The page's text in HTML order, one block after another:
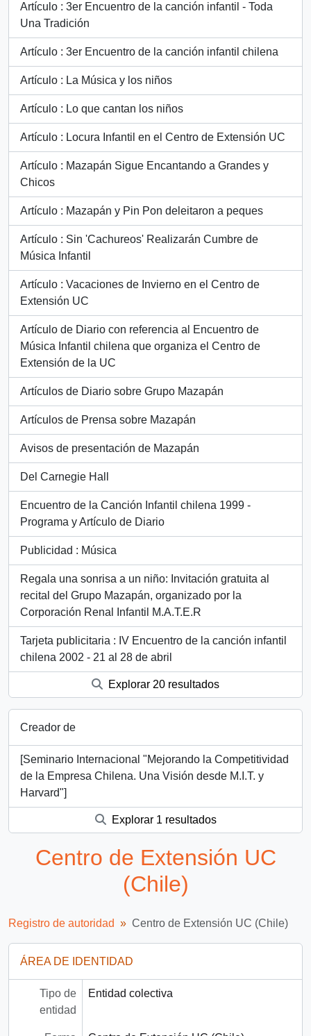
Artículo : 3er Encuentro de la canción infantil - Toda
Una Tradición
Artículo : 3er Encuentro de la canción infantil chilena
Artículo : La Música y los niños
Artículo : Lo que cantan los niños
Artículo : Locura Infantil en el Centro de Extensión UC
Artículo : Mazapán Sigue Encantando a Grandes y
Chicos
Artículo : Mazapán y Pin Pon deleitaron a peques
Artículo : Sin 'Cachureos' Realizarán Cumbre de
Música Infantil
Artículo : Vacaciones de Invierno en el Centro de
Extensión UC
Artículo de Diario con referencia al Encuentro de
Música Infantil chilena que organiza el Centro de
Extensión de la UC
Artículos de Diario sobre Grupo Mazapán
Artículos de Prensa sobre Mazapán
Avisos de presentación de Mazapán
Del Carnegie Hall
Encuentro de la Canción Infantil chilena 1999 -
Programa y Artículo de Diario
Publicidad : Música
Regala una sonrisa a un niño: Invitación gratuita al
recital del Grupo Mazapán, organizado por la
Corporación Renal Infantil M.A.T.E.R
Tarjeta publicitaria : IV Encuentro de la canción infantil
chilena 2002 - 21 al 28 de abril
Explorar 20 resultados
Creador de
[Seminario Internacional "Mejorando la Competitividad
de la Empresa Chilena. Una Visión desde M.I.T. y
Harvard"]
Explorar 1 resultados
Centro de Extensión UC
(Chile)
Registro de autoridad Centro de Extensión UC (Chile)
ÁREA DE IDENTIDAD
Tipo de
entidad
Entidad colectiva